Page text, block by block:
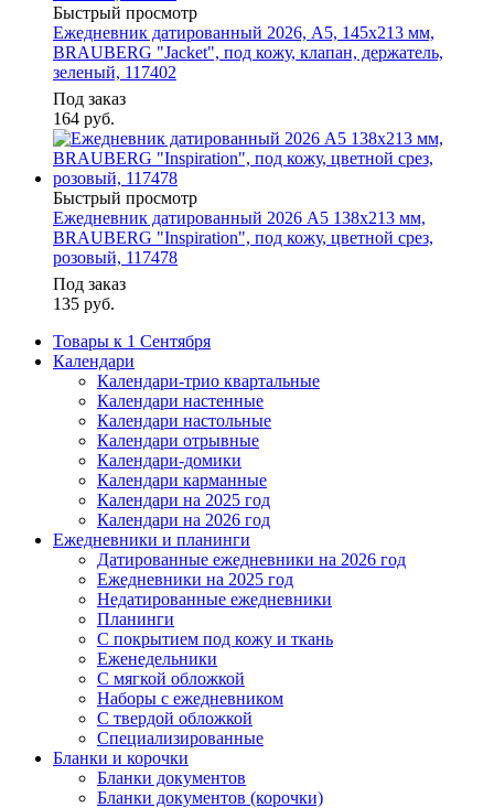
Быстрый просмотр
Ежедневник датированный 2026, А5, 145х213 мм,
BRAUBERG "Jacket", под кожу, клапан, держатель,
зеленый, 117402
Под заказ
164 руб.
Быстрый просмотр
Ежедневник датированный 2026 А5 138x213 мм,
BRAUBERG "Inspiration", под кожу, цветной срез,
розовый, 117478
Под заказ
135 руб.
Товары к 1 Сентября
Календари
Календари-трио квартальные
Календари настенные
Календари настольные
Календари отрывные
Календари-домики
Календари карманные
Календари на 2025 год
Календари на 2026 год
Ежедневники и планинги
Датированные ежедневники на 2026 год
Ежедневники на 2025 год
Недатированные ежедневники
Планинги
С покрытием под кожу и ткань
Еженедельники
С мягкой обложкой
Наборы с ежедневником
С твердой обложкой
Специализированные
Бланки и корочки
Бланки документов
Бланки документов (корочки)